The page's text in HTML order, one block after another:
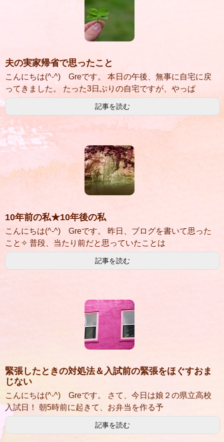
夫の実家帰省で思ったこと
こんにちは(^-^) Greです。 本日の午後、無事に自宅に戻
ってきました。 たった3日ぶりの自宅ですが、やっぱ
記事を読む
10年前の私★10年後の私
こんにちは(^-^) Greです。 昨日、ブログを書いて思った
こと✧ 普段、当たり前だと思っていたことは
記事を読む
緊張したときの対処法＆入試前の緊張をほぐすおま
じない
こんにちは(^-^) Greです。 さて、今日は娘２の県立高校
入試日！ 朝5時前に起きて、お弁当を作る予
記事を読む